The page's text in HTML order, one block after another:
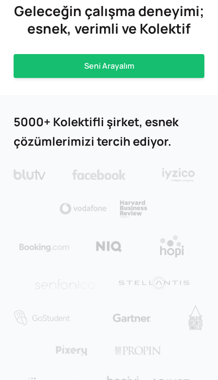
Geleceğin çalışma deneyimi;
esnek, verimli ve Kolektif
Seni Arayalım
5000+ Kolektifli şirket, esnek
çözümlerimizi tercih ediyor.